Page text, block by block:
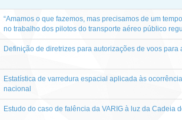
“Amamos o que fazemos, mas precisamos de um
no trabalho dos pilotos do transporte aéreo público
Definição de diretrizes para autorizações de voos para
Estatística de varredura espacial aplicada às
nacional
Estudo do caso de falência da VARIG à luz da Cadeia